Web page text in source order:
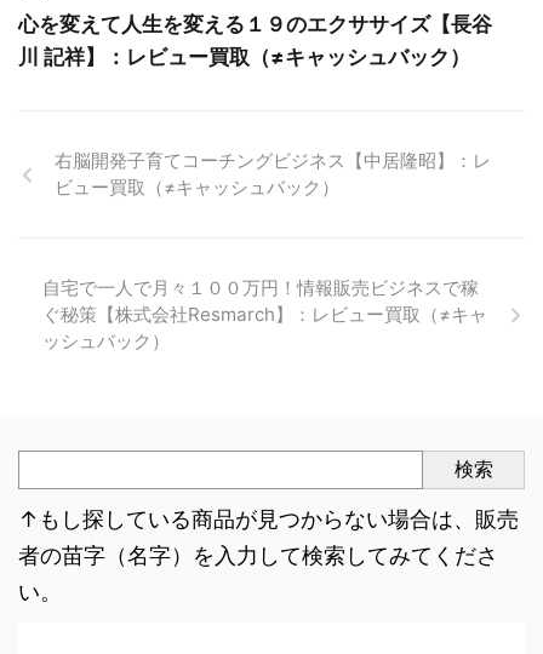
心を変えて人生を変える１９のエクササイズ【長谷
川 記祥】：レビュー買取（≠キャッシュバック）
右脳開発子育てコーチングビジネス【中居隆昭】：レ
ビュー買取（≠キャッシュバック）
自宅で一人で月々１００万円！情報販売ビジネスで稼
ぐ秘策【株式会社Resmarch】：レビュー買取（≠キャ
ッシュバック）
検索
↑もし探している商品が見つからない場合は、販売
者の苗字（名字）を入力して検索してみてくださ
い。